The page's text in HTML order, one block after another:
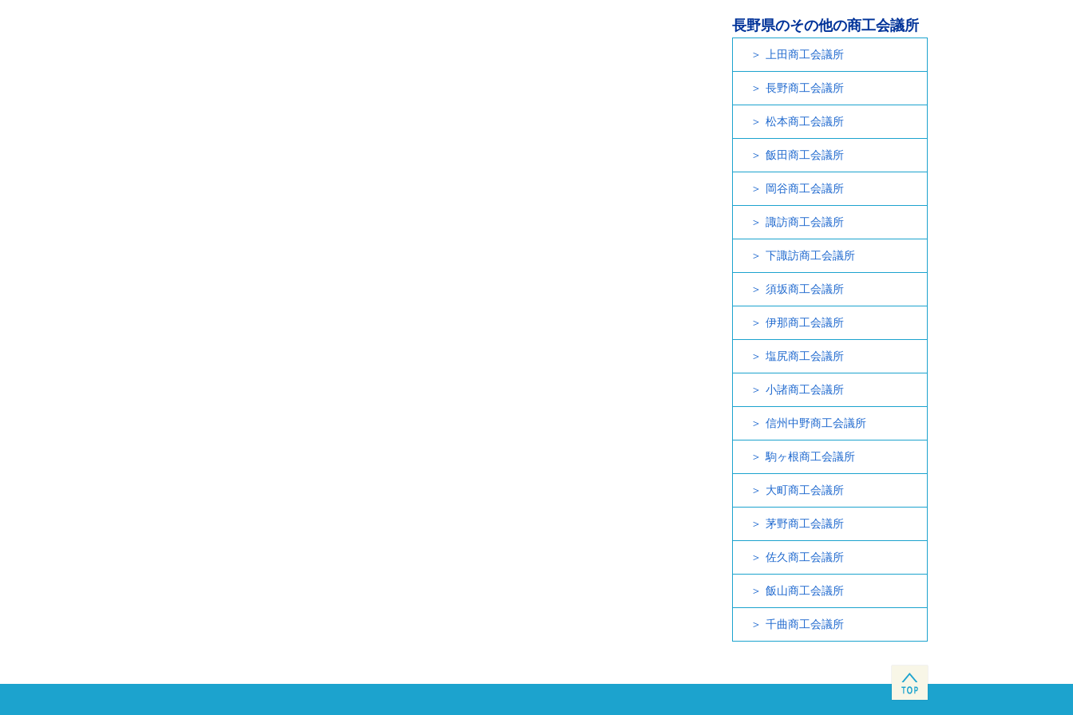
長野県のその他の商工会議所
上田商工会議所
長野商工会議所
松本商工会議所
飯田商工会議所
岡谷商工会議所
諏訪商工会議所
下諏訪商工会議所
須坂商工会議所
伊那商工会議所
塩尻商工会議所
小諸商工会議所
信州中野商工会議所
駒ヶ根商工会議所
大町商工会議所
茅野商工会議所
佐久商工会議所
飯山商工会議所
千曲商工会議所